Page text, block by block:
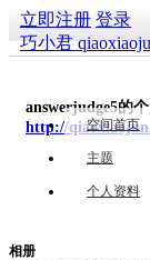
立即注册 登录
巧小君
answerjudge5的
http://
空间首页
主题
个人资料
相册